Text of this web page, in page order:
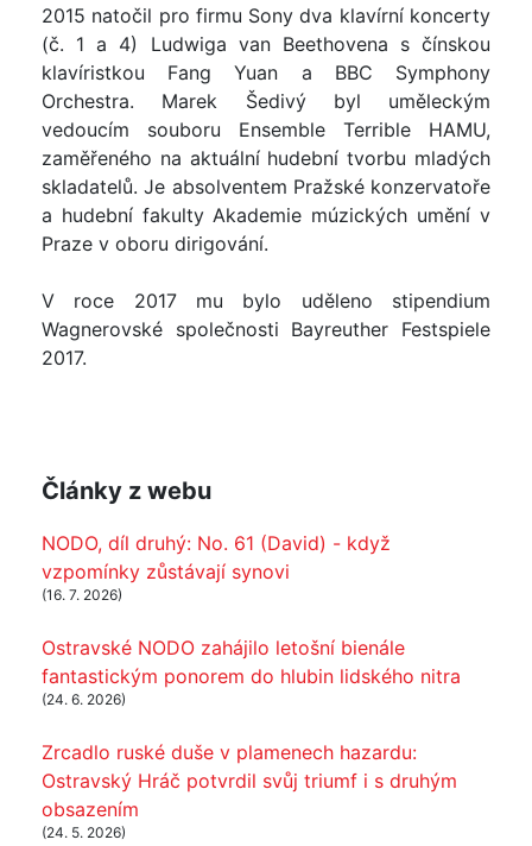
2015 natočil pro firmu Sony dva klavírní koncerty
(č. 1 a 4) Ludwiga van Beethovena s čínskou
klavíristkou Fang Yuan a BBC Symphony
Orchestra. Marek Šedivý byl uměleckým
vedoucím souboru Ensemble Terrible HAMU,
zaměřeného na aktuální hudební tvorbu mladých
skladatelů. Je absolventem Pražské konzervatoře
a hudební fakulty Akademie múzických umění v
Praze v oboru dirigování.
V roce 2017 mu bylo uděleno stipendium
Wagnerovské společnosti Bayreuther Festspiele
2017.
Články z webu
NODO, díl druhý: No. 61 (David) - když
vzpomínky zůstávají synovi
(16. 7. 2026)
Ostravské NODO zahájilo letošní bienále
fantastickým ponorem do hlubin lidského nitra
(24. 6. 2026)
Zrcadlo ruské duše v plamenech hazardu:
Ostravský Hráč potvrdil svůj triumf i s druhým
obsazením
(24. 5. 2026)